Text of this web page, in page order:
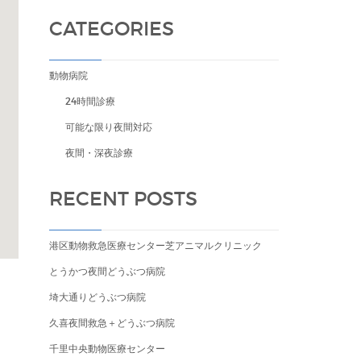
CATEGORIES
動物病院
24時間診療
可能な限り夜間対応
夜間・深夜診療
RECENT POSTS
港区動物救急医療センター芝アニマルクリニック
とうかつ夜間どうぶつ病院
埼大通りどうぶつ病院
久喜夜間救急＋どうぶつ病院
千里中央動物医療センター